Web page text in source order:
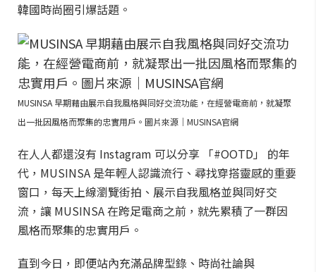
韓國時尚圈引爆話題。
MUSINSA 早期藉由展示自我風格與同好交流功能，在經營電商前，就凝聚
出一批因風格而聚集的忠實用戶。圖片來源｜MUSINSA官網
在人人都還沒有 Instagram 可以分享 「#OOTD」 的年
代，MUSINSA 是年輕人認識流行、尋找穿搭靈感的重要
窗口，每天上線瀏覽街拍、展示自我風格並與同好交
流，讓 MUSINSA 在跨足電商之前，就先累積了一群因
風格而聚集的忠實用戶。
直到今日，即便站內充滿品牌型錄、時尚社論與